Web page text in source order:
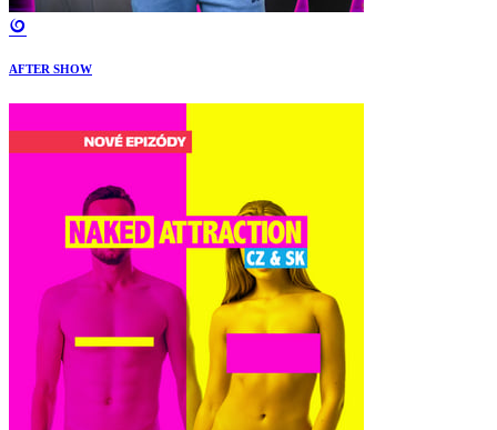
AFTER SHOW